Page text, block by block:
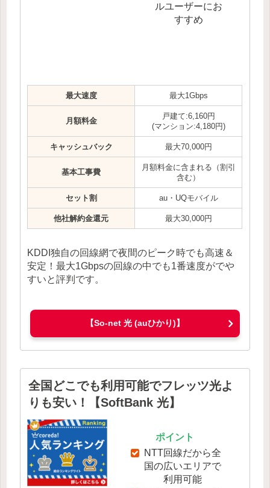
ルユーザーにお
すすめ
最大速度 最大1Gbps
月額料金
戸建て:6,160円
(マンション:4,180円)
キャッシュバック 最大70,000円
基本工事費
月額料金に含まれる（割引
含む）
セット割 au・UQモバイル
他社解約金還元 最大30,000円
KDDI独自の回線網で夜間のピーク時でも高速＆
安定！最大1Gbpsの回線の中でも1番速度がでや
すいと評判です。
【So-net 光 (auひかり)】
全国どこでも利用可能でフレッツ光よ
りも安い！【SoftBank 光】
ポイント
NTT回線だから全
国の広いエリアで
利用可能